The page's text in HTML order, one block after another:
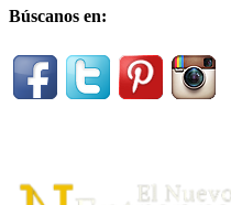
Búscanos en: